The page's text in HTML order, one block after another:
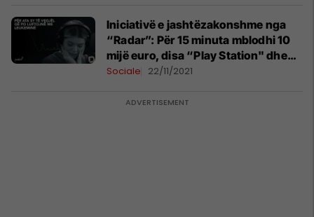
Iniciativë e jashtëzakonshme nga
“Radar”: Për 15 minuta mblodhi 10
mijë euro, disa “Play Station" dhe
televizorë për repartin ku trajtohen
Sociale 22/11/2021